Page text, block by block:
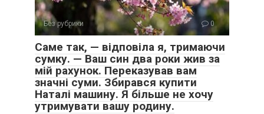
Без рубрики 0
Саме так, — відповіла я, тримаючи
сумку. — Ваш син два роки жив за
мій рахунок. Переказував вам
значні суми. Збирався купити
Наталі машину. Я більше не хочу
утримувати вашу родину.